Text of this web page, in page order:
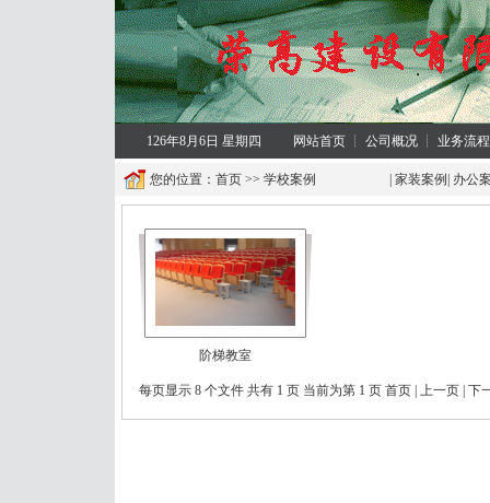
126年8月6日 星期四 网站首页 ┊ 公司概况 ┊ 业务流程
您的位置： 首页 >> 学校案例 家装案例 办公
阶梯教室
每页显示 8 个文件 共有 1 页 当前为第 1 页 首页 | 上一页 | 下